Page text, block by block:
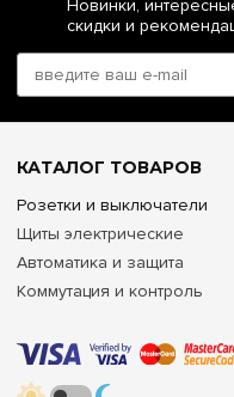
Новинки,
скидки и
КАТАЛОГ ТОВАРОВ
Розетки и выключатели
Щиты электрические
Автоматика и защита
Коммутация и контроль